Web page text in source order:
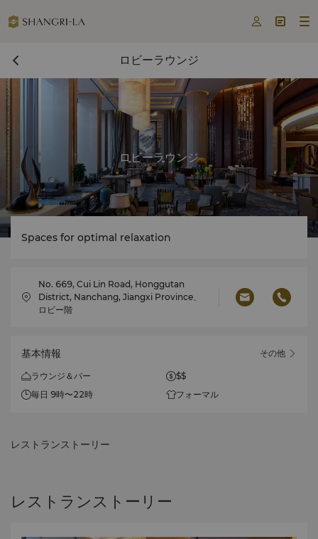
  
ロビーラウンジ
ロビーラウンジ
Spaces for optimal relaxation
No. 669, Cui Lin Road, Honggutan
District, Nanchang, Jiangxi Province、
ロビー階
基本情報 その他
ラウンジ＆バー
$$
毎日 9時〜22時
フォーマル
レストランストーリー
レストランストーリー